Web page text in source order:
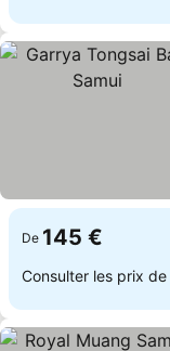
De 145 €
Consulter les prix de